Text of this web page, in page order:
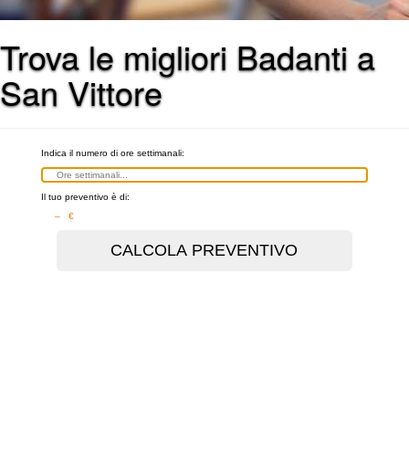
Trova le migliori Badanti a
San Vittore
Indica il numero di ore settimanali:
Il tuo preventivo è di:
– €